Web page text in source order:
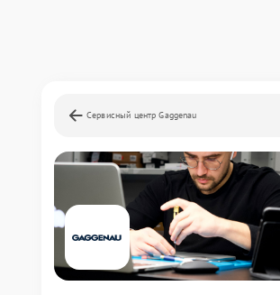
Сервисный центр Gaggenau